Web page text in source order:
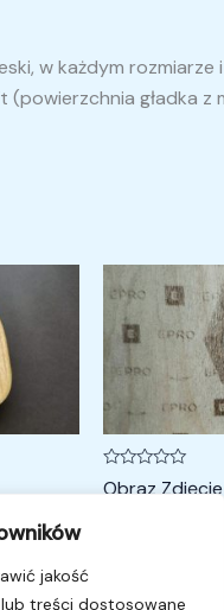
jakość
treści dostosowane
w każdym
gładka
Oceniono
0
Obraz
Na prezent i